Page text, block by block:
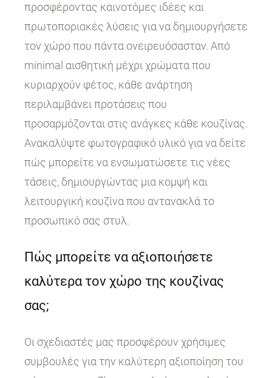
προσφέροντας καινοτόμες ιδέες και
πρωτοποριακές λύσεις για να δημιουργήσετε
τον χώρο που πάντα ονειρευόσασταν. Από
minimal αισθητική μέχρι χρώματα που
κυριαρχούν φέτος, κάθε ανάρτηση
περιλαμβάνει προτάσεις που
προσαρμόζονται στις ανάγκες κάθε κουζίνας.
Ανακαλύψτε φωτογραφικό υλικό για να δείτε
πώς μπορείτε να ενσωματώσετε τις νέες
τάσεις, δημιουργώντας μια κομψή και
λειτουργική κουζίνα που αντανακλά το
προσωπικό σας στυλ.
Πώς μπορείτε να αξιοποιήσετε
καλύτερα τον χώρο της κουζίνας
σας;
Οι σχεδιαστές μας προσφέρουν χρήσιμες
συμβουλές για την καλύτερη αξιοποίηση του